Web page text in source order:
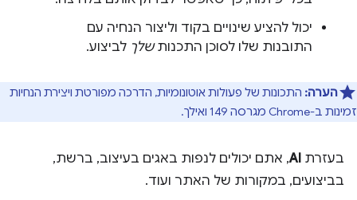
יכול להציע שינויים בקוד וליצור הנחיה עם
התובנות שלו לסוכן התכנותשלך לביצוע.
הערה: התכונות של פעולות אוטונומיות, הדרכה מפורטת ויצירת הנחיות
זמינות ב-Chrome מגרסה 149 ואילך.
בעזרת AI, אתם יכולים לנפות באגים בעיצוב, ברשת,
בביצועים, במקורות של האתר ועוד.